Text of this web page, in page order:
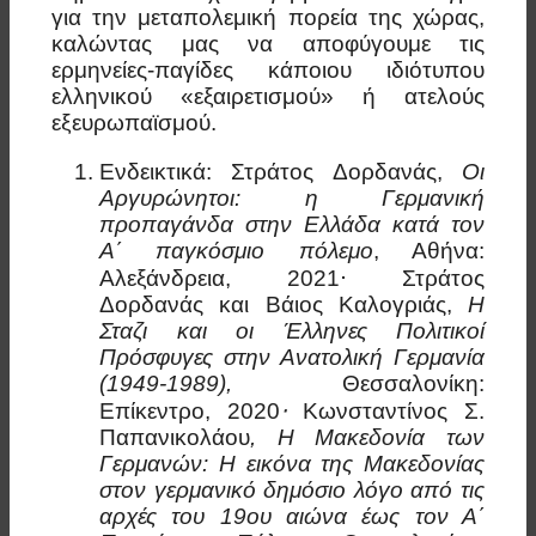
για την μεταπολεμική πορεία της χώρας,
καλώντας μας να αποφύγουμε τις
ερμηνείες-παγίδες κάποιου ιδιότυπου
ελληνικού «εξαιρετισμού» ή ατελούς
εξευρωπαϊσμού.
Ενδεικτικά: Στράτος Δορδανάς, Οι
Αργυρώνητοι: η Γερμανική
προπαγάνδα στην Ελλάδα κατά τον
Α΄ παγκόσμιο πόλεμο, Αθήνα:
Αλεξάνδρεια, 2021⋅ Στράτος
Δορδανάς και Βάιος Καλογριάς, Η
Σταζι και οι Έλληνες Πολιτικοί
Πρόσφυγες στην Ανατολική Γερμανία
(1949-1989), Θεσσαλονίκη:
Επίκεντρο, 2020⋅ Κωνσταντίνος Σ.
Παπανικολάου, Η Μακεδονία των
Γερμανών: Η εικόνα της Μακεδονίας
στον γερμανικό δημόσιο λόγο από τις
αρχές του 19ου αιώνα έως τον Α΄